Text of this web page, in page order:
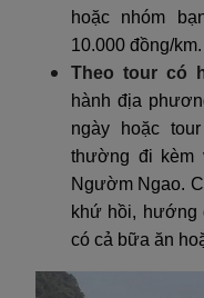
hoặc nhóm
10.000 đồng/km.
Theo tour có
hành địa
ngày hoặc
thường đi kèm
Ngườm Ngao.
khứ hồi, hướng
có cả bữa ăn